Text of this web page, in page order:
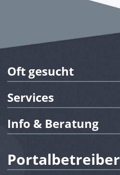
Oft gesucht
Services
Info & Beratung
Portalbetreiber